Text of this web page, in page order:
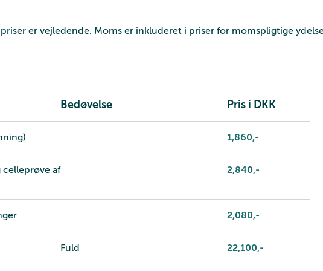
er vejledende. Moms er inkluderet i priser for momspligtige
Bedøvelse Pris i DKK
1,860,-
celleprøve af
2,840,-
2,080,-
Fuld 22,100,-